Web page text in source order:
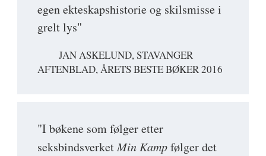
egen ekteskapshistorie og skilsmisse i
grelt lys"
JAN ASKELUND, STAVANGER
AFTENBLAD, ÅRETS BESTE BØKER 2016
"I bøkene som følger etter
seksbindsverketMin Kampfølger det